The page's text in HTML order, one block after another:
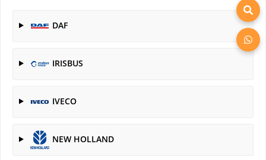
DAF
IRISBUS
IVECO
NEW HOLLAND